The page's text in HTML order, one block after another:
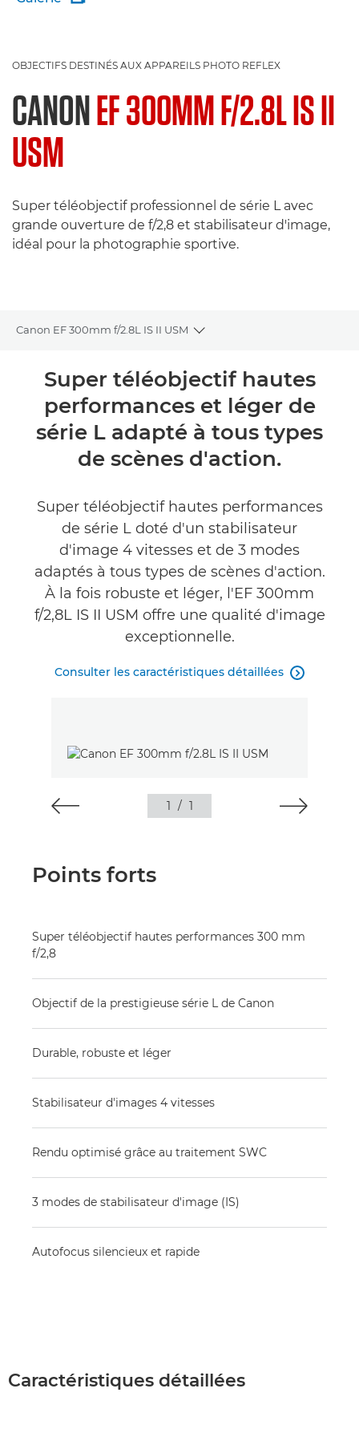
OBJECTIFS DESTINÉS AUX APPAREILS PHOTO REFLEX
CANONEF 300MM F/2.8L IS II
USM
Super téléobjectif professionnel de série L avec
grande ouverture de f/2,8 et stabilisateur d'image,
idéal pour la photographie sportive.
Canon EF 300mm f/2.8L IS II USM
Toggle breadcrumbs
Présentation
Caractéristiques
Super téléobjectif hautes
performances et léger de
série L adapté à tous types
de scènes d'action.
Super téléobjectif hautes performances
de série L doté d'un stabilisateur
d'image 4 vitesses et de 3 modes
adaptés à tous types de scènes d'action.
À la fois robuste et léger, l'EF 300mm
f/2,8L IS II USM offre une qualité d'image
exceptionnelle.
Consulter les caractéristiques détaillées 
1 / 1
Points forts
Super téléobjectif hautes performances 300 mm
f/2,8
Objectif de la prestigieuse série L de Canon
Durable, robuste et léger
Stabilisateur d'images 4 vitesses
Rendu optimisé grâce au traitement SWC
3 modes de stabilisateur d'image (IS)
Autofocus silencieux et rapide
Caractéristiques détaillées